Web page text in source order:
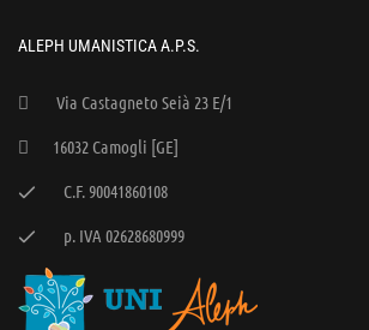
ALEPH UMANISTICA A.P.S.
Via Castagneto Seià 23 E/1
16032 Camogli [GE]
C.F. 90041860108
p. IVA 02628680999